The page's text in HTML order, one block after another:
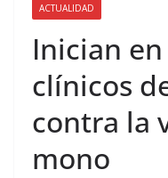
ACTUALIDAD
Inician en
clínicos
contra la
mono